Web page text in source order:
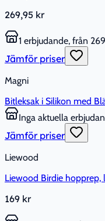
269,95 kr
1 erbjudande, från
Jämför priser
Magni
Bitleksak i Silikon med
Inga aktuella
Jämför priser
Liewood
Liewood Birdie
169 kr